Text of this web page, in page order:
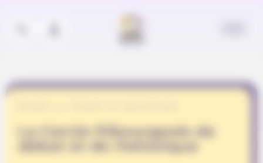
Le Cercle fribourgeois de